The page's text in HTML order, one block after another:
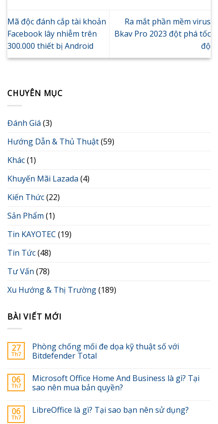
Mã độc đánh cắp tài khoản
Facebook lây nhiễm trên
300.000 thiết bị Android
Ra mắt phần mềm virus
Bkav Pro 2023 đột phá tốc
độ
CHUYÊN MỤC
Đánh Giá (3)
Hướng Dẫn & Thủ Thuật(59)
Khác(1)
Khuyến Mãi Lazada (4)
Kiến Thức(22)
Sản Phẩm (1)
Tin KAYOTEC (19)
Tin Tức(48)
Tư Vấn (78)
Xu Hướng & Thị Trường(189)
BÀI VIẾT MỚI
27
Th7
Phòng chống mối đe dọa kỹ thuật số với
Bitdefender Total
06
Th7
Microsoft Office Home And Business là gì? Tại
sao nên mua bản quyền?
06
Th7
LibreOffice là gì? Tại sao bạn nên sử dụng?